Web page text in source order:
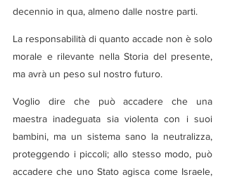
decennio in qua, almeno dalle nostre parti.
La responsabilità di quanto accade non è solo
morale e rilevante nella Storia del presente,
ma avrà un peso sul nostro futuro.
Voglio dire che può accadere che una
maestra inadeguata sia violenta con i suoi
bambini, ma un sistema sano la neutralizza,
proteggendo i piccoli; allo stesso modo, può
accadere che uno Stato agisca come Israele,